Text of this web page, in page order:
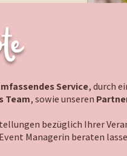
Service, durch
Team, sowie unseren
bezüglich Ihrer
Managerin beraten